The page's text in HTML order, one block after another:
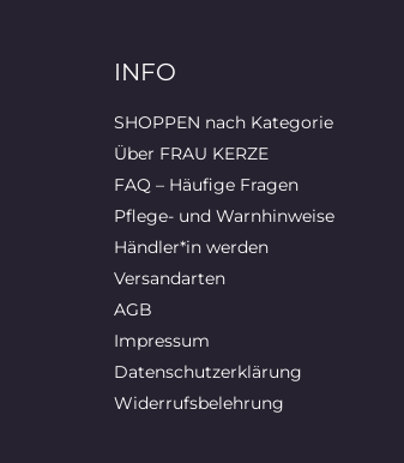
INFO
SHOPPEN nach Kategorie
Über FRAU KERZE
FAQ – Häufige Fragen
Pflege- und Warnhinweise
Händler*in werden
Versandarten
AGB
Impressum
Datenschutzerklärung
Widerrufsbelehrung